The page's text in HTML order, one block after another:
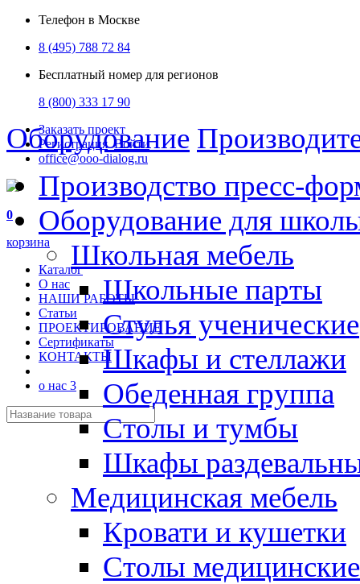
Телефон в Москве
8 (495) 788 72 84
Бесплатный номер для регионов
8 (800) 333 17 90
Заказать проект
Регистрация Войти
office@ooo-dialog.ru
0
корзина
Каталог
О нас
НАШИ РАБОТЫ
Статьи
ПРОЕКТИРОВАНИЕ
Сертификаты
КОНТАКТЫ
о нас 3
Оборудование
Производство пресс-
Оборудование для
Школьная мебель
Школьные парты
Стулья ученические
Шкафы и стеллажи
Обеденная группа
Столы и тумбы
Шкафы
Медицинская мебель
Кровати и кушетки
Столы медицинские